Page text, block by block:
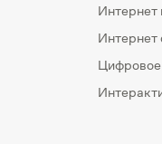
Интернет
Интернет